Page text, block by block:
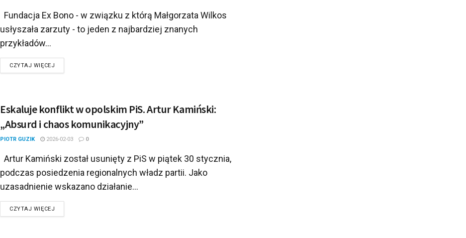
Fundacja Ex Bono - w związku z którą Małgorzata Wilkos
usłyszała zarzuty - to jeden z najbardziej znanych
przykładów...
CZYTAJ WIĘCEJ
Eskaluje konflikt w opolskim PiS. Artur Kamiński:
„Absurd i chaos komunikacyjny”
PIOTR GUZIK 2026-02-03 0
Artur Kamiński został usunięty z PiS w piątek 30 stycznia,
podczas posiedzenia regionalnych władz partii. Jako
uzasadnienie wskazano działanie...
CZYTAJ WIĘCEJ